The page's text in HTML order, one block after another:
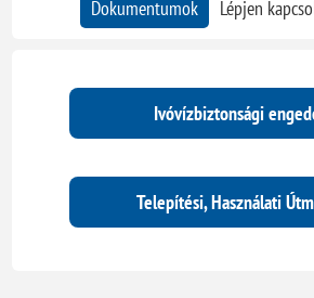
Dokumentumok Lépjen
Ivóvízbiztonsági
Telepítési, Használati